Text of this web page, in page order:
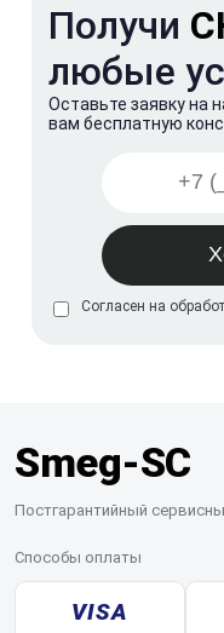
Получи
любые
Оставьте заявку на
вам бесплатную
Согласен на
Smeg-SC
Постгарантийный
Способы оплаты
VISA